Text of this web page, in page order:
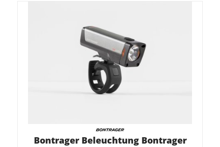
Bontrager Beleuchtung Bontrager